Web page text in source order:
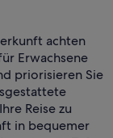
achten
Erwachsene
priorisieren Sie
Reise zu
in bequemer